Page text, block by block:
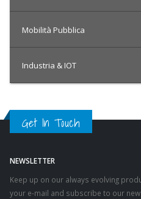
Mobilità Pubblica
Industria & IOT
Get In Touch
NEWSLETTER
Keep up on our always evolving
your e-mail and subscribe to our